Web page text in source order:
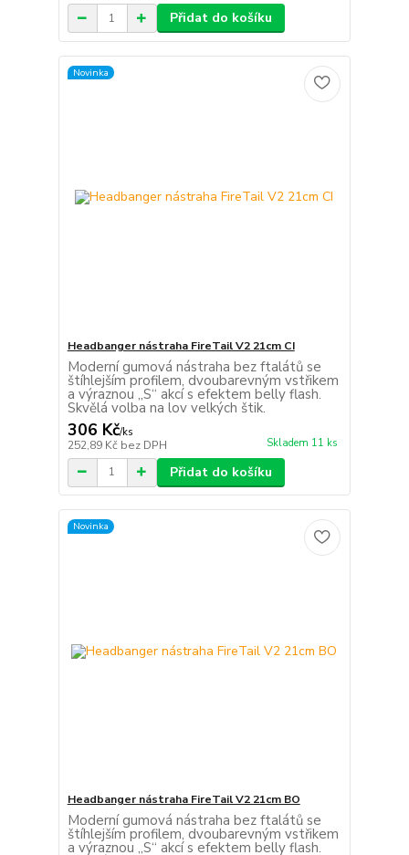
Přidat do košíku
Novinka
Headbanger nástraha FireTail V2 21cm CI
Moderní gumová nástraha bez ftalátů se
štíhlejším profilem, dvoubarevným vstřikem
a výraznou „S“ akcí s efektem belly flash.
Skvělá volba na lov velkých štik.
306 Kč/ks
252,89 Kč bez DPH Skladem 11 ks
Přidat do košíku
Novinka
Headbanger nástraha FireTail V2 21cm BO
Moderní gumová nástraha bez ftalátů se
štíhlejším profilem, dvoubarevným vstřikem
a výraznou „S“ akcí s efektem belly flash.